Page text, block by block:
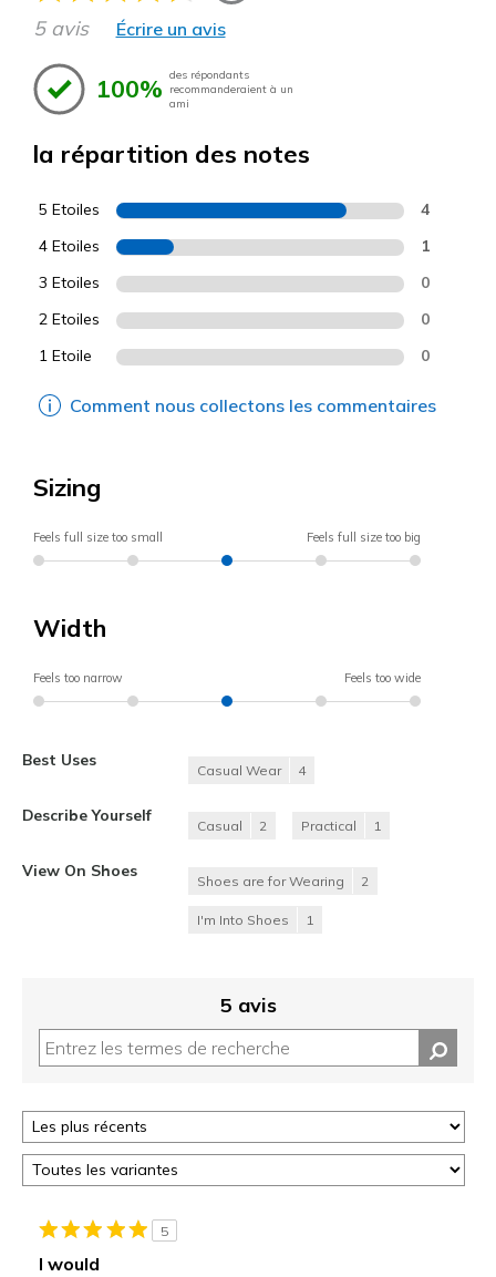
5 avis Écrire un avis
100% des répondants
recommanderaient à un
ami
la répartition des notes
5 Etoiles 4
4 Etoiles 1
3 Etoiles 0
2 Etoiles 0
1 Etoile 0
Comment nous collectons les commentaires
Sizing
Feels full size too small Feels full size too big
Width
Feels too narrow Feels too wide
Best Uses
Casual Wear 4
Describe Yourself
Casual 2 Practical 1
View On Shoes
Shoes are for Wearing 2
I'm Into Shoes 1
5 avis
5
I would